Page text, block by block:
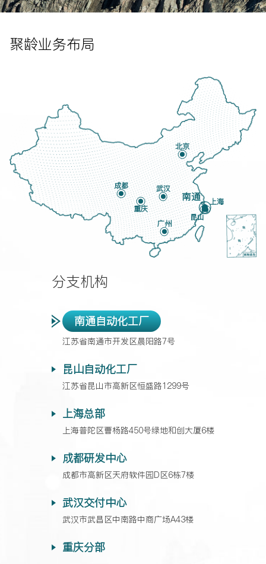
聚龄业务布局
北京
广州
重庆
武汉
成都
上海
南通
昆山
分支机构
南通自动化工厂
江苏省南通市开发区晨阳路7号
昆山自动化工厂
江苏省昆山市高新区恒盛路1299号
上海总部
上海普陀区曹杨路450号绿地和创大厦6楼
成都研发中心
成都市高新区天府软件园D区6栋7楼
武汉交付中心
武汉市武昌区中南路中商广场A43楼
重庆分部